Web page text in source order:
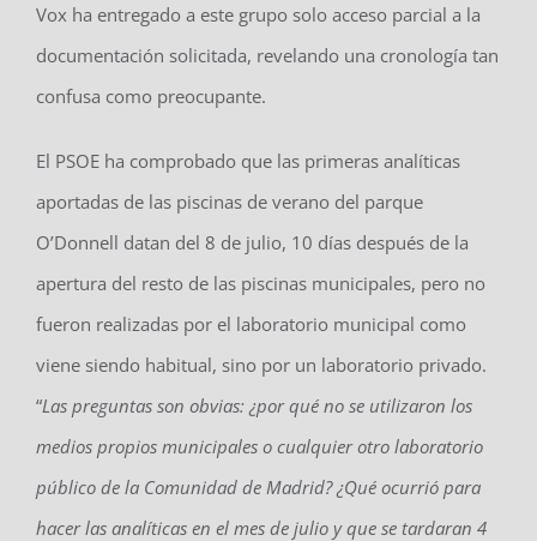
Vox ha entregado a este grupo solo acceso parcial a la
documentación solicitada, revelando una cronología tan
confusa como preocupante.
El PSOE ha comprobado que las primeras analíticas
aportadas de las piscinas de verano del parque
O’Donnell datan del 8 de julio, 10 días después de la
apertura del resto de las piscinas municipales, pero no
fueron realizadas por el laboratorio municipal como
viene siendo habitual, sino por un laboratorio privado.
“Las preguntas son obvias: ¿por qué no se utilizaron los
medios propios municipales o cualquier otro laboratorio
público de la Comunidad de Madrid? ¿Qué ocurrió para
hacer las analíticas en el mes de julio y que se tardaran 4